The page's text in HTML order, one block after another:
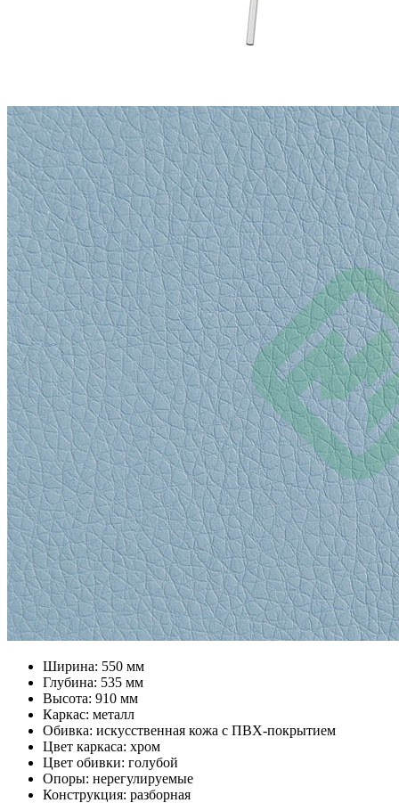
Ширина: 550 мм
Глубина: 535 мм
Высота: 910 мм
Каркас: металл
Обивка: искусственная кожа с ПВХ-покрытием
Цвет каркаса: хром
Цвет обивки: голубой
Опоры: нерегулируемые
Конструкция: разборная